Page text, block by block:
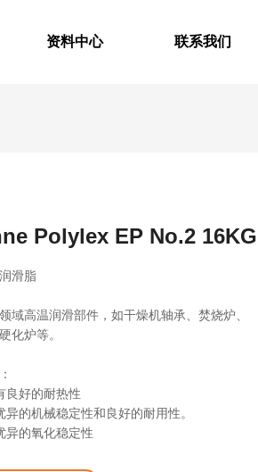
资料中心 联系我们
Polylex EP No.2
滑脂
域高温润滑部件，如干燥机轴承、焚烧炉、
化炉等。
良好的耐热性
异的机械稳定性和良好的耐用性。
异的氧化稳定性